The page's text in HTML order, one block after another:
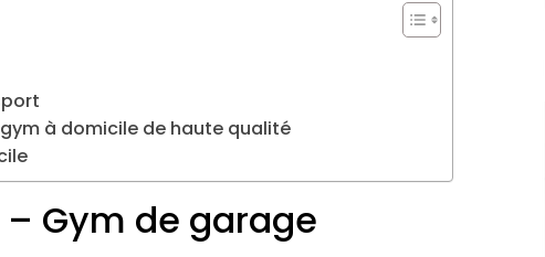
à domicile de haute qualité
Gym de garage